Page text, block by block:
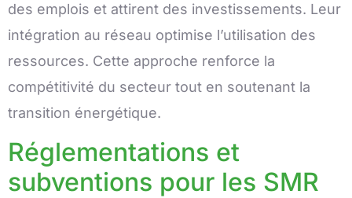
des emplois et attirent des investissements. Leur
intégration au réseau optimise l’utilisation des
ressources. Cette approche renforce la
compétitivité du secteur tout en soutenant la
transition énergétique.
Réglementations et
subventions pour les SMR